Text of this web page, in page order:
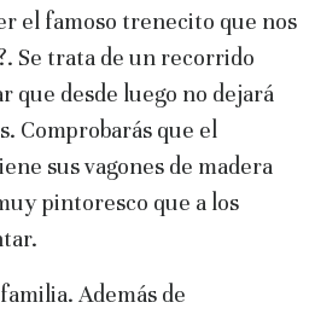
el famoso trenecito que nos
Se trata de un recorrido
que desde luego no dejará
Comprobarás que el
sus vagones de madera
pintoresco que a los
Además de